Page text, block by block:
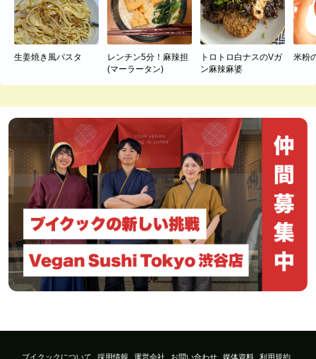
生姜焼き風パスタ
レンチン5分！麻辣担
(マーラータン)
トロトロ白ナスのVガ
ン麻辣麻婆
米粉
ブイクックについて 採用情報 運営会社 お問い合わせ 媒体資料 利用規約